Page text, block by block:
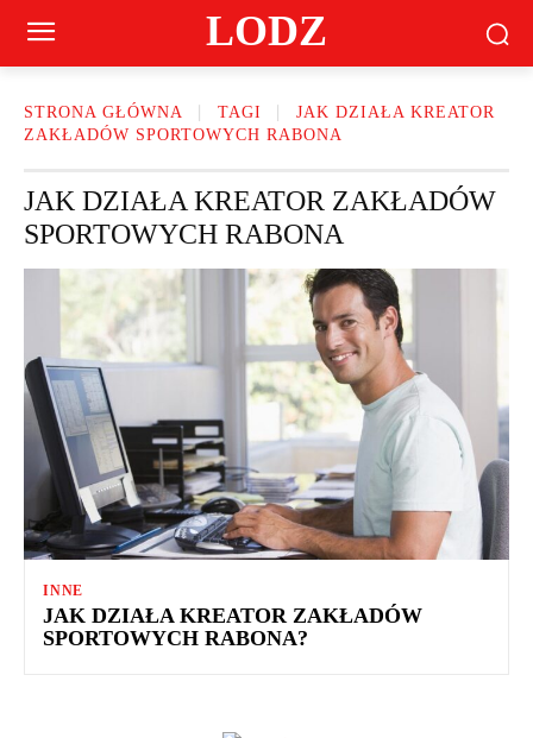
LODZ
STRONA GŁÓWNA TAGI
JAK DZIAŁA KREATOR
ZAKŁADÓW SPORTOWYCH RABONA
JAK DZIAŁA KREATOR ZAKŁADÓW
SPORTOWYCH RABONA
INNE
JAK DZIAŁA KREATOR ZAKŁADÓW
SPORTOWYCH RABONA?